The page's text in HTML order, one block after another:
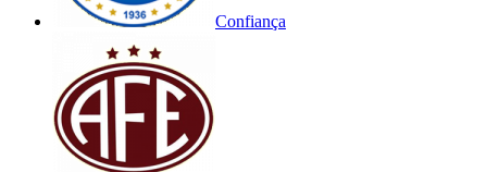
Confiança